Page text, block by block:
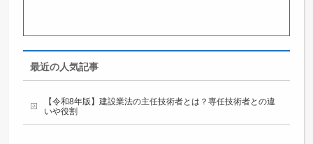
最近の人気記事
【令和8年版】建設業法の主任技術者とは？専任技術者との違
いや役割